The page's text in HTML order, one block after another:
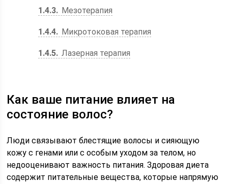
1.4.3 Мезотерапия
1.4.4 Микротоковая терапия
1.4.5 Лазерная терапия
Как ваше питание влияет на
состояние волос?
Люди связывают блестящие волосы и сияющую
кожу с генами или с особым уходом за телом, но
недооценивают важность питания. Здоровая диета
содержит питательные вещества, которые напрямую